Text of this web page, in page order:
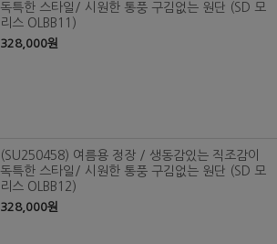
독특한 스타일/ 시원한 통풍 구김없는 원단 (SD 모
리스 OLBB11)
328,000원
(SU250458) 여름용 정장 / 생동감있는 직조감이
독특한 스타일/ 시원한 통풍 구김없는 원단 (SD 모
리스 OLBB12)
328,000원